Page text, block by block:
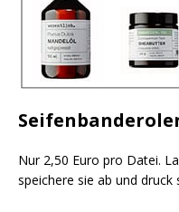
Nur 2,50 Euro pro Datei.
speichere sie ab und druck